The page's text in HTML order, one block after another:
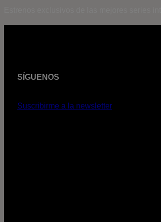
SÍGUENOS
Suscribirme a la newsletter